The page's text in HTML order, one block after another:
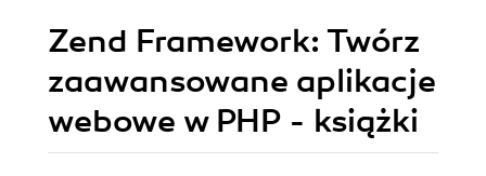
Zend Framework: Twórz
zaawansowane aplikacje
webowe w PHP - książki